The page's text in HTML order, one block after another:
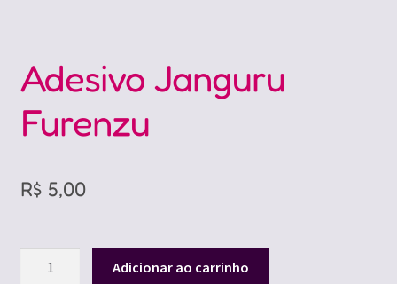
Adesivo Janguru
Furenzu
R$ 5,00
Adicionar ao carrinho